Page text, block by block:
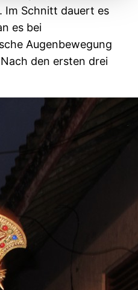
Im Schnitt dauert es
es bei
Augenbewegung
den ersten drei